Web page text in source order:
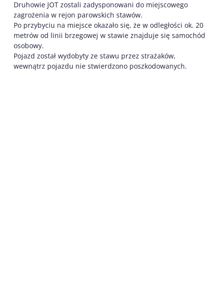
Druhowie JOT zostali zadysponowani do miejscowego
zagrożenia w rejon parowskich stawów.
Po przybyciu na miejsce okazało się, że w odległości ok. 20
metrów od linii brzegowej w stawie znajduje się samochód
osobowy.
Pojazd został wydobyty ze stawu przez strażaków,
wewnątrz pojazdu nie stwierdzono poszkodowanych.